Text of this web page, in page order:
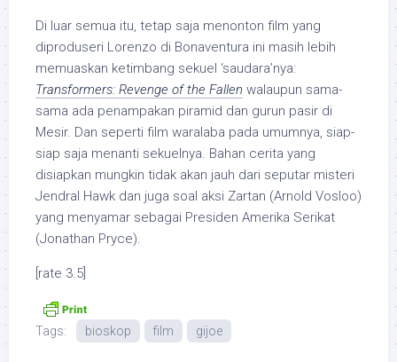
Di luar semua itu, tetap saja menonton film yang
diproduseri Lorenzo di Bonaventura ini masih lebih
memuaskan ketimbang sekuel ‘saudara’nya:
Transformers: Revenge of the Fallen walaupun sama-
sama ada penampakan piramid dan gurun pasir di
Mesir. Dan seperti film waralaba pada umumnya, siap-
siap saja menanti sekuelnya. Bahan cerita yang
disiapkan mungkin tidak akan jauh dari seputar misteri
Jendral Hawk dan juga soal aksi Zartan (Arnold Vosloo)
yang menyamar sebagai Presiden Amerika Serikat
(Jonathan Pryce).
[rate 3.5]
Tags: bioskop film gijoe